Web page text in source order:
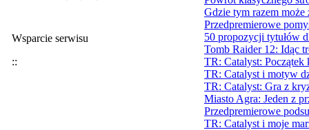
Wsparcie serwisu
::
Gdzie tym razem może
Przedpremierowe
50 propozycji tytułów
Tomb Raider 12: Idąc
TR: Catalyst: Początek
TR: Catalyst i motyw
TR: Catalyst: Gra z
Miasto Agra: Jeden z
Przedpremierowe
TR: Catalyst i moje